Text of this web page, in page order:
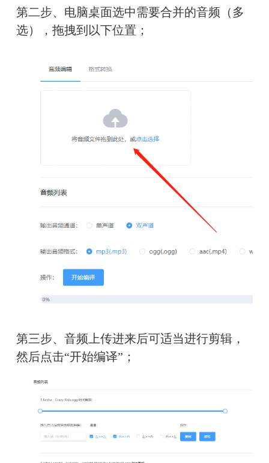
第二步、电脑桌面选中需要合并的音频（多
选），拖拽到以下位置；
第三步、音频上传进来后可适当进行剪辑，
然后点击“开始编译”；